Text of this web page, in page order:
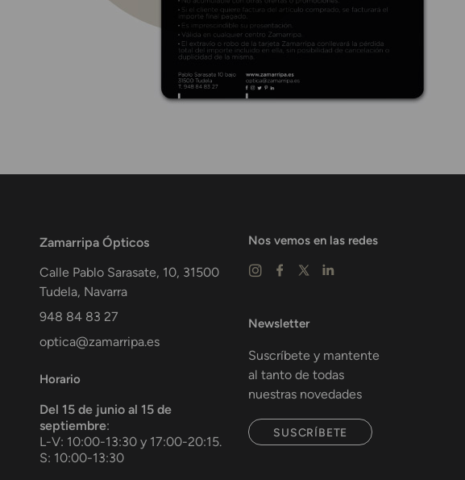
Zamarripa Ópticos
Calle Pablo Sarasate, 10, 31500
Tudela, Navarra
948 84 83 27
optica@zamarripa.es
Horario
Del 15 de junio al 15 de
septiembre:
L-V: 10:00-13:30 y 17:00-20:15.
S: 10:00-13:30
Nos vemos en las redes
Newsletter
Suscríbete y mantente
al tanto de todas
nuestras novedades
SUSCRÍBETE